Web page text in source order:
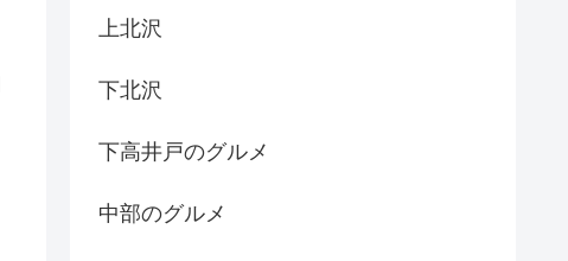
上北沢
下北沢
下高井戸のグルメ
中部のグルメ